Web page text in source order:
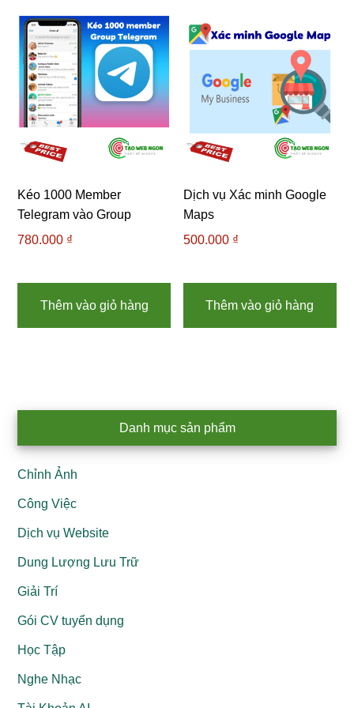
Kéo 1000 Member
Telegram vào Group
780.000 ₫
Thêm vào giỏ hàng
Dịch vụ Xác minh Google
Maps
500.000 ₫
Thêm vào giỏ hàng
Sidebar
Danh mục sản phẩm
Chỉnh Ảnh
Công Việc
Dịch vụ Website
Dung Lượng Lưu Trữ
Giải Trí
Gói CV tuyển dụng
Học Tập
Nghe Nhạc